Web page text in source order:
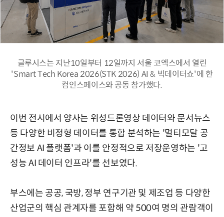
글루시스는 지난10일부터 12일까지 서울 코엑스에서 열린
'Smart Tech Korea 2026(STK 2026) AI & 빅데이터쇼'에 한
컴인스페이스와 공동 참가했다.
이번 전시에서 양사는 위성드론영상 데이터와 문서뉴스
등 다양한 비정형 데이터를 통합 분석하는 '멀티모달 공
간정보 AI 플랫폼'과 이를 안정적으로 저장운영하는 '고
성능 AI 데이터 인프라'를 선보였다.
부스에는 공공, 국방, 정부 연구기관 및 제조업 등 다양한
산업군의 핵심 관계자를 포함해 약 500여 명의 관람객이